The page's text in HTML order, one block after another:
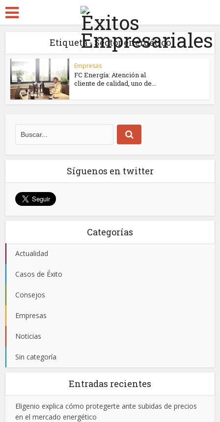
Etiqueta - Sector energético
Empresas
FC Energía: Atención al
cliente de calidad, uno de...
Síguenos en twitter
Categorías
Actualidad
Casos de Éxito
Consejos
Empresas
Noticias
Sin categoría
Entradas recientes
Eligenio explica cómo protegerte ante subidas de precios
en el mercado energético